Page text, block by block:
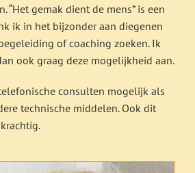
“Het gemak dient de mens” is een
ik in het bijzonder aan diegenen
of coaching zoeken. Ik
ook graag deze mogelijkheid aan.
consulten mogelijk als
technische middelen. Ook dit